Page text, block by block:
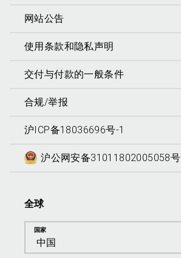
网站公告
使用条款和隐私声明
交付与付款的一般条件
合规/举报
沪ICP备18036696号-1
沪公网安备31011802005058号
全球
国家